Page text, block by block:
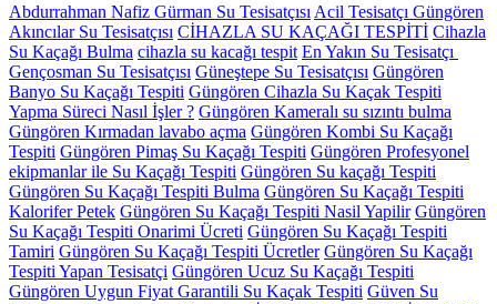
Abdurrahman Nafiz Gürman Su Tesisatçısı Acil Tesisatçı Güngören
Akıncılar Su Tesisatçısı CİHAZLA SU KAÇAĞI TESPİTİ Cihazla
Su Kaçağı Bulma cihazla su kacağı tespit En Yakın Su Tesisatçı
Gençosman Su Tesisatçısı Güneştepe Su Tesisatçısı Güngören
Banyo Su Kaçağı Tespiti Güngören Cihazla Su Kaçak Tespiti
Yapma Süreci Nasıl İşler ? Güngören Kameralı su sızıntı bulma
Güngören Kırmadan lavabo açma Güngören Kombi Su Kaçağı
Tespiti Güngören Pimaş Su Kaçağı Tespiti Güngören Profesyonel
ekipmanlar ile Su Kaçağı Tespiti Güngören Su kaçağı Tespiti
Güngören Su Kaçağı Tespiti Bulma Güngören Su Kaçağı Tespiti
Kalorifer Petek Güngören Su Kaçağı Tespiti Nasil Yapilir Güngören
Su Kaçağı Tespiti Onarimi Ücreti Güngören Su Kaçağı Tespiti
Tamiri Güngören Su Kaçağı Tespiti Ücretler Güngören Su Kaçağı
Tespiti Yapan Tesisatçi Güngören Ucuz Su Kaçağı Tespiti
Güngören Uygun Fiyat Garantili Su Kaçak Tespiti Güven Su